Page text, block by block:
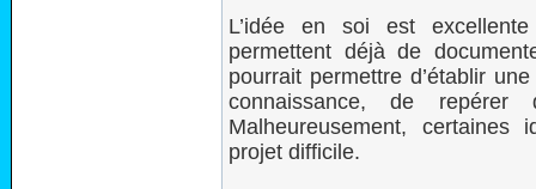
L’idée en soi est
permettent déjà de
pourrait permettre d’établir
connaissance, de repérer
Malheureusement, certaines
projet difficile.